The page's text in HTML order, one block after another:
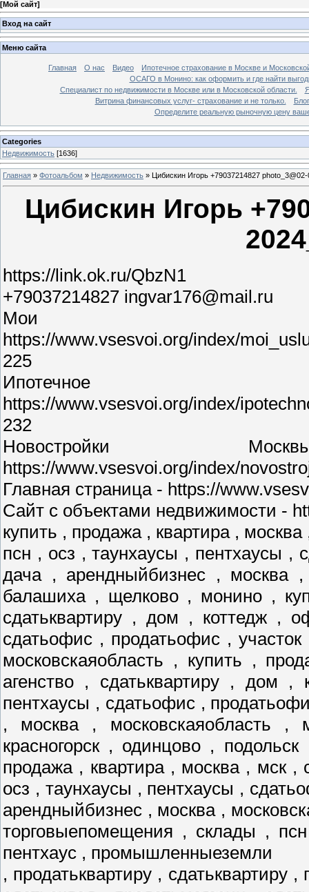
[Мой сайт]
Вход на сайт
Меню сайта
Главная О нас Видео
Ипотечное страхование в Москве и
ОСАГО в Монино: как оформить и где найти
Специалист по недвижимости в Москве или в Московской области.
Витрина финансовых услуг- страхование и не только.
Блог
Определите реальную рыночную цену
Categories
Недвижимость [1636]
Главная » Фотоальбом » Недвижимость » Цибискин Игорь +79037214827
Цибискин Игорь
https://link.ok.ru/QbzN1
+79037214827 ingvar176@mail.ru
Мои
https://www.vsesvoi.org/index/
225
Ипотечное
https://www.vsesvoi.org/index/
232
Новостройки
https://www.vsesvoi.org/index/
Главная страница - https://
Сайт с объектами недвижимости -
купить , продажа , квартира ,
псн , осз , таунхаусы , пентхаусы ,
дача , арендныйбизнес , москва
балашиха , щелково , монино ,
сдатьквартиру , дом , коттедж ,
сдатьофис , продатьофис ,
московскаяобласть , купить ,
агенство , сдатьквартиру , дом
пентхаусы , сдатьофис ,
, москва , московскаяобласть
красногорск , одинцово ,
продажа , квартира , москва , мск
осз , таунхаусы , пентхаусы ,
арендныйбизнес , москва ,
торговыепомещения , склады ,
пентхаус , промышленныеземли
, продатьквартиру , сдатьквартиру